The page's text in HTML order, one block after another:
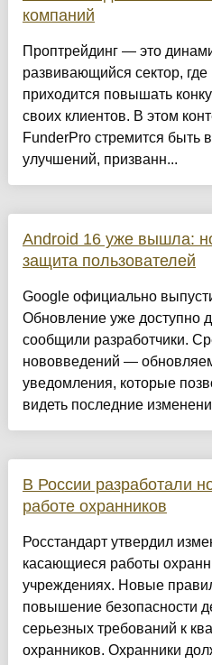
компаний
Проптрейдинг — это
развивающийся сектор,
приходится повышать
своих клиентов. В этом
FunderPro стремится быть
улучшений, призванн...
Android 16 уже вышла:
защита пользователей
Google официально
Обновление уже доступно
сообщили разработчики.
нововведений —
уведомления, которые
видеть последние
В России разработали
работе охранников
Росстандарт утвердил
касающиеся работы
учреждениях. Новые
повышение безопасности
серьезных требований к
охранников. Охранники